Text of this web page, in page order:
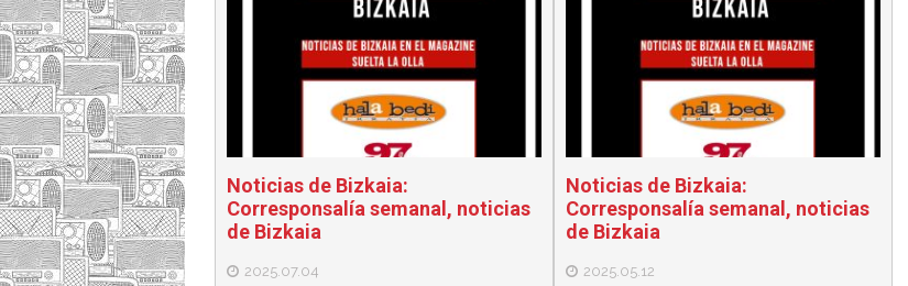
Noticias de Bizkaia:
Corresponsalía semanal, noticias
de Bizkaia
2025.07.04
Noticias de Bizkaia:
Corresponsalía semanal, noticias
de Bizkaia
2025.05.12